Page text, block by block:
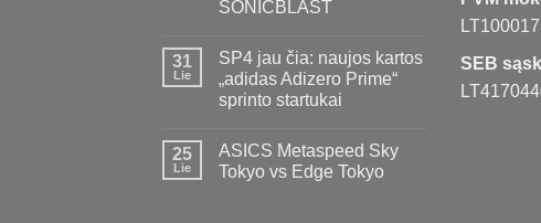
SONICBLAST
31
Lie
SP4 jau čia: naujos kartos
„adidas Adizero Prime“
sprinto startukai
25
Lie
ASICS Metaspeed Sky
Tokyo vs Edge Tokyo
SEB